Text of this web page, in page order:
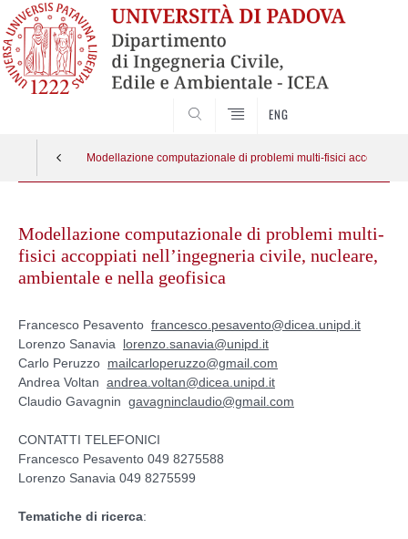
ENG
Modellazione computazionale di problemi multi-fisici accoppiati
contentModellazione computazionale di problemi multi-
fisici accoppiati nell’ingegneria civile, nucleare,
ambientale e nella geofisica
Francesco Pesavento francesco.pesavento@dicea.unipd.it
Lorenzo Sanavia lorenzo.sanavia@unipd.it
Carlo Peruzzo mailcarloperuzzo@gmail.com
Andrea Voltan andrea.voltan@dicea.unipd.it
Claudio Gavagnin gavagninclaudio@gmail.com
CONTATTI TELEFONICI
Francesco Pesavento 049 8275588
Lorenzo Sanavia 049 8275599
Tematiche di ricerca: